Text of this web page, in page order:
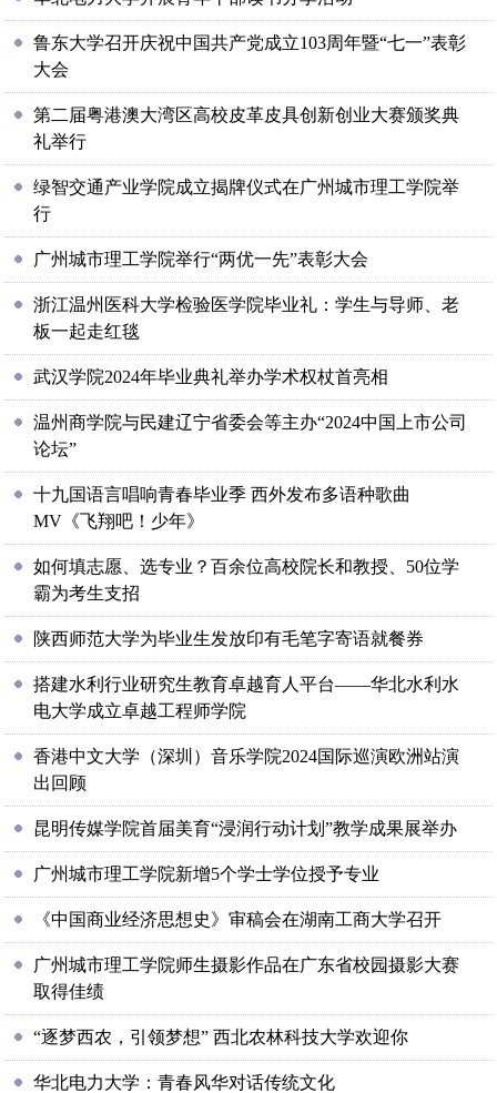
鲁东大学召开庆祝中国共产党成立103周年暨“七一”表彰
大会
第二届粤港澳大湾区高校皮革皮具创新创业大赛颁奖典
礼举行
绿智交通产业学院成立揭牌仪式在广州城市理工学院举
行
广州城市理工学院举行“两优一先”表彰大会
浙江温州医科大学检验医学院毕业礼：学生与导师、老
板一起走红毯
武汉学院2024年毕业典礼举办学术权杖首亮相
温州商学院与民建辽宁省委会等主办“2024中国上市公司
论坛”
十九国语言唱响青春毕业季 西外发布多语种歌曲
MV《飞翔吧！少年》
如何填志愿、选专业？百余位高校院长和教授、50位学
霸为考生支招
陕西师范大学为毕业生发放印有毛笔字寄语就餐券
搭建水利行业研究生教育卓越育人平台——华北水利水
电大学成立卓越工程师学院
香港中文大学（深圳）音乐学院2024国际巡演欧洲站演
出回顾
昆明传媒学院首届美育“浸润行动计划”教学成果展举办
广州城市理工学院新增5个学士学位授予专业
《中国商业经济思想史》审稿会在湖南工商大学召开
广州城市理工学院师生摄影作品在广东省校园摄影大赛
取得佳绩
“逐梦西农，引领梦想” 西北农林科技大学欢迎你
华北电力大学：青春风华对话传统文化